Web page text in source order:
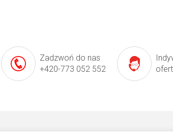
Zadzwoń do nas
+420-773 052 552